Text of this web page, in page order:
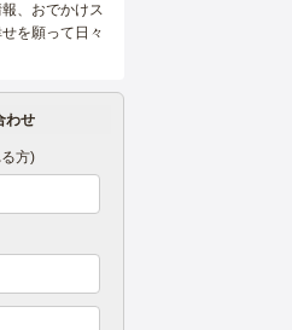
、おでかけス
を願って日々
わせ
方)